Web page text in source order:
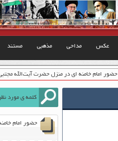
عکس مداحی مذهبی مستند
حضور امام خامنه ای در منزل حضرت آیت‌الله
حضور امام